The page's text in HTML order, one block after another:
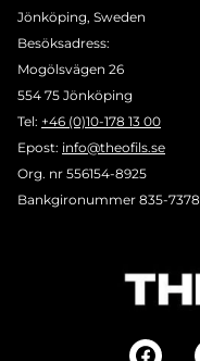
Jönköping, Sweden
Besöksadress:
Mogölsvägen 26
554 75 Jönköping
Tel: +46 (0)10-178 13 00
Epost: info@theofils.se
Org. nr 556154-8925
Bankgironummer 835-7378